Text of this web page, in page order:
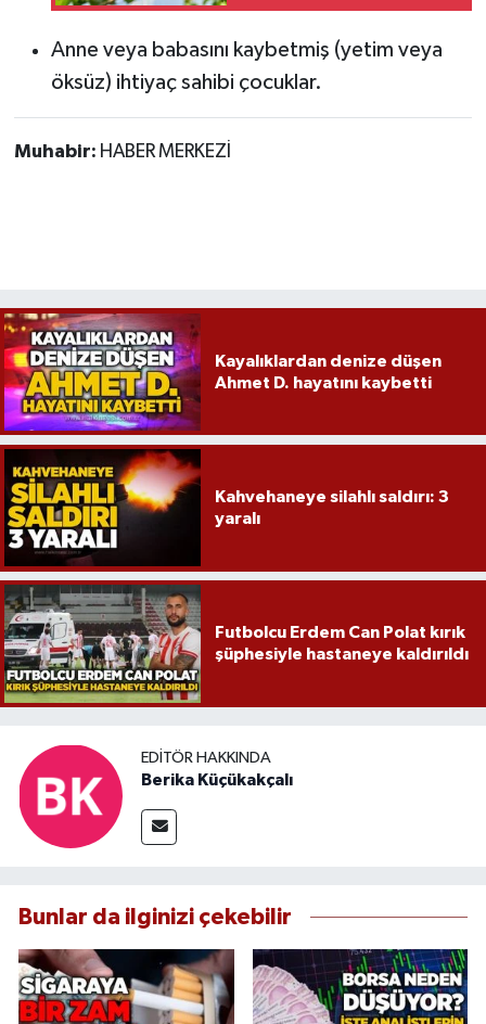
Anne veya babasını kaybetmiş (yetim veya
öksüz) ihtiyaç sahibi çocuklar.
Muhabir: HABER MERKEZİ
Kayalıklardan denize düşen
Ahmet D. hayatını kaybetti
Kahvehaneye silahlı saldırı: 3
yaralı
Futbolcu Erdem Can Polat kırık
şüphesiyle hastaneye kaldırıldı
EDITÖR HAKKINDA
Berika Küçükakçalı
Bunlar da ilginizi çekebilir